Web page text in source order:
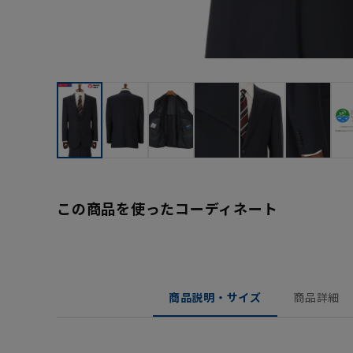
この商品を使ったコーディネート
商品説明・サイズ 商品詳細